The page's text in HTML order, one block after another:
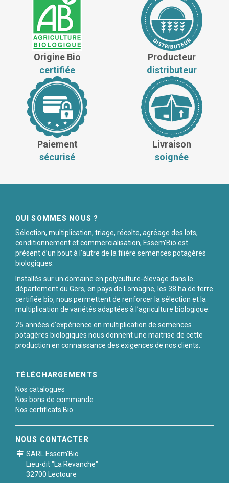
Origine Bio
certifiée
Producteur
distributeur
Paiement
sécurisé
Livraison
soignée
QUI SOMMES NOUS ?
Sélection, multiplication, triage, récolte, agréage des lots,
conditionnement et commercialisation, Essem’Bio est
présent d’un bout à l’autre de la filière semences potagères
biologiques.
Installés sur un domaine en polyculture-élevage dans le
département du Gers, en pays de Lomagne, les 38 ha de terre
certifiée bio, nous permettent de renforcer la sélection et la
multiplication de variétés adaptées à l’agriculture biologique.
25 années d’expérience en multiplication de semences
potagères biologiques nous donnent une maitrise de cette
production en connaissance des exigences de nos clients.
TÉLÉCHARGEMENTS
Nos catalogues
Nos bons de commande
Nos certificats Bio
NOUS CONTACTER
SARL Essem'Bio
Lieu-dit "La Revanche"
32700 Lectoure